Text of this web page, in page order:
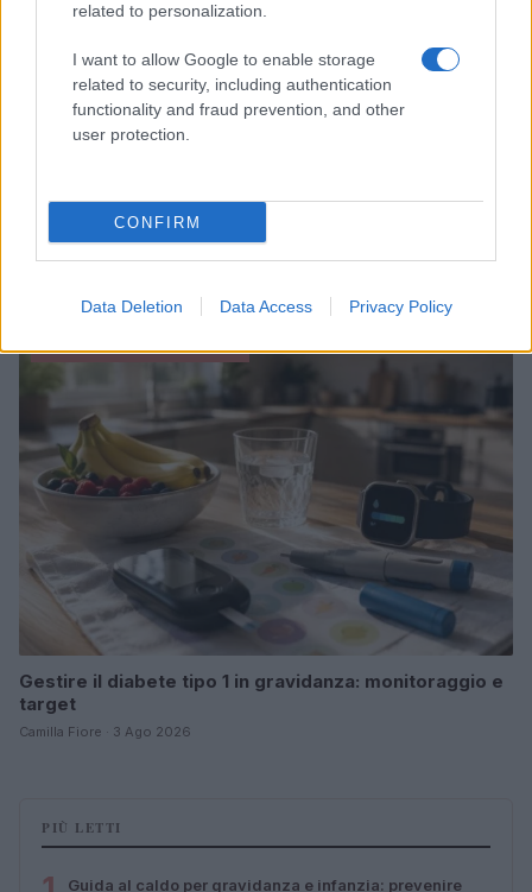
related to personalization.
I want to allow Google to enable storage
related to security, including authentication
functionality and fraud prevention, and other
user protection.
CONFIRM
Data Deletion Data Access Privacy Policy
Gravidanza a rischio: come organizzare controlli,
Beatrice Bonaventura · 4 Ago 2026
MATERNITÀ E GRAVIDANZA
Gestire il diabete tipo 1 in gravidanza: monitoraggio e
target
Camilla Fiore · 3 Ago 2026
PIÙ LETTI
Guida al caldo per gravidanza e infanzia: prevenire